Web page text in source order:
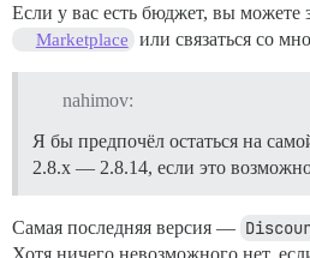
Если у вас есть бюджет, вы можете
Marketplace или связаться со
nahimov:
Я бы предпочёл остаться на
2.8.x — 2.8.14, если это
Самая последняя версия —
Хотя ничего невозможного нет,